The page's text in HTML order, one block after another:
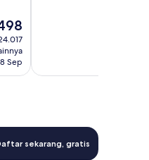
Sep
sekarang, gratis